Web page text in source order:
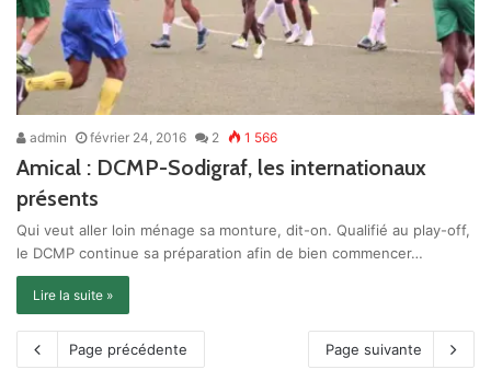
admin février 24, 2016 2 1 566
Amical : DCMP-Sodigraf, les internationaux
présents
Qui veut aller loin ménage sa monture, dit-on. Qualifié au play-off,
le DCMP continue sa préparation afin de bien commencer…
Lire la suite »
Page précédente Page suivante